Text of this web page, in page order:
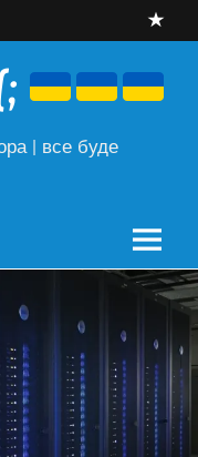
| все буде